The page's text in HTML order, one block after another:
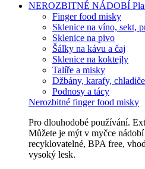
NEROZBITNÉ NÁDOBÍ
Finger food misky
Sklenice na víno, sekt,
Sklenice na pivo
Šálky na kávu a čaj
Sklenice na koktejly
Talíře a misky
Džbány, karafy, chladiče
Podnosy a tácy
Nerozbitné finger food misky
Pro dlouhodobé používání.
Můžete je mýt v myčce
recyklovatelné, BPA free,
vysoký lesk.